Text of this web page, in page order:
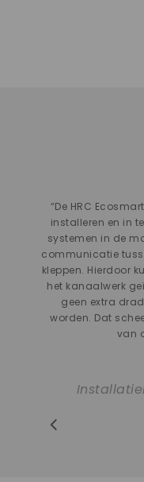
“De HRC
installeren en in
systemen in de
communicatie
kleppen. Hierdoor
het kanaalwerk
geen extra
worden. Dat
van